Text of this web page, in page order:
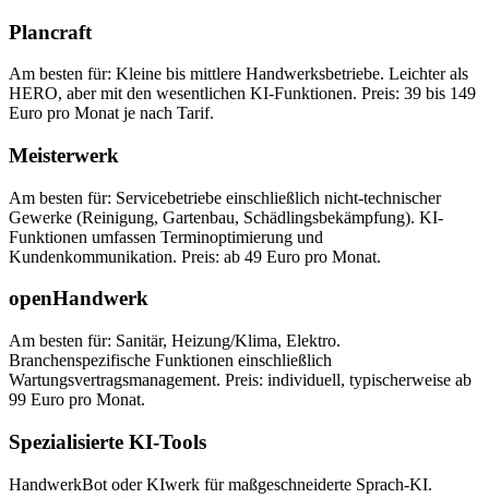
Plancraft
Am besten für: Kleine bis mittlere Handwerksbetriebe. Leichter als
HERO, aber mit den wesentlichen KI-Funktionen. Preis: 39 bis 149
Euro pro Monat je nach Tarif.
Meisterwerk
Am besten für: Servicebetriebe einschließlich nicht-technischer
Gewerke (Reinigung, Gartenbau, Schädlingsbekämpfung). KI-
Funktionen umfassen Terminoptimierung und
Kundenkommunikation. Preis: ab 49 Euro pro Monat.
openHandwerk
Am besten für: Sanitär, Heizung/Klima, Elektro.
Branchenspezifische Funktionen einschließlich
Wartungsvertragsmanagement. Preis: individuell, typischerweise ab
99 Euro pro Monat.
Spezialisierte KI-Tools
HandwerkBot oder KIwerk für maßgeschneiderte Sprach-KI.